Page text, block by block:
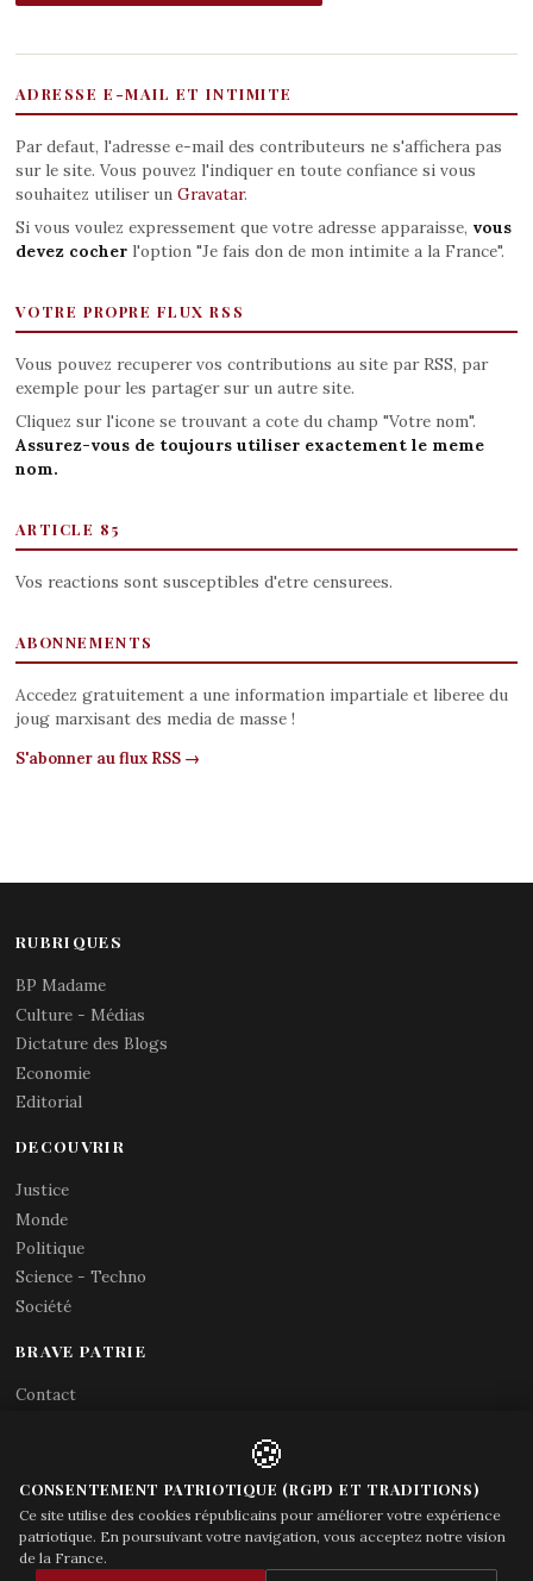
ADRESSE E-MAIL ET INTIMITE
Par defaut, l'adresse e-mail des contributeurs ne s'affichera pas
sur le site. Vous pouvez l'indiquer en toute confiance si vous
souhaitez utiliser un Gravatar.
Si vous voulez expressement que votre adresse apparaisse, vous
devez cocherl'option "Je fais don de mon intimite a la France".
VOTRE PROPRE FLUX RSS
Vous pouvez recuperer vos contributions au site par RSS, par
exemple pour les partager sur un autre site.
Cliquez sur l'icone se trouvant a cote du champ "Votre nom".
Assurez-vous de toujours utiliser exactement le meme
nom.
ARTICLE 85
Vos reactions sont susceptibles d'etre censurees.
ABONNEMENTS
Accedez gratuitement a une information impartiale et liberee du
joug marxisant des media de masse !
S'abonner au flux RSS →
RUBRIQUES
BP Madame
Culture - Médias
Dictature des Blogs
Economie
Editorial
DECOUVRIR
Justice
Monde
Politique
Science - Techno
Société
BRAVE PATRIE
Contact
Acces gouvernement
© Brave Patrie + friends—
🍪
CONSENTEMENT PATRIOTIQUE (RGPD ET TRADITIONS)
Ce site utilise des cookies républicains pour améliorer votre expérience
patriotique. En poursuivant votre navigation, vous acceptez notre vision
de la France.